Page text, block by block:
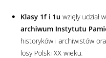
Klasy 1f i 1u wzięły udział
archiwum Instytutu
historyków i archiwistów
losy Polski XX wieku.